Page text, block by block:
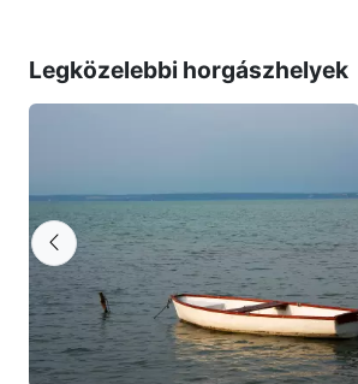
Legközelebbi horgászhelyek